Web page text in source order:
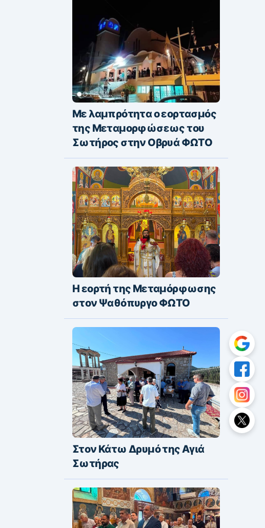
Με λαμπρότητα ο εορτασμός
της Μεταμορφώσεως του
Σωτήρος στην Οβρυά ΦΩΤΟ
Η εορτή της Μεταμόρφωσης
στον Ψαθόπυργο ΦΩΤΟ
Στον Κάτω Δρυμό της Αγιά
Σωτήρας